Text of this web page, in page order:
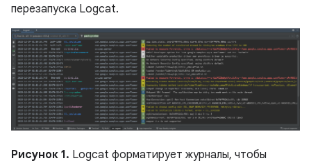
перезапуска Logcat.
Рисунок 1. Logcat форматирует журналы, чтобы